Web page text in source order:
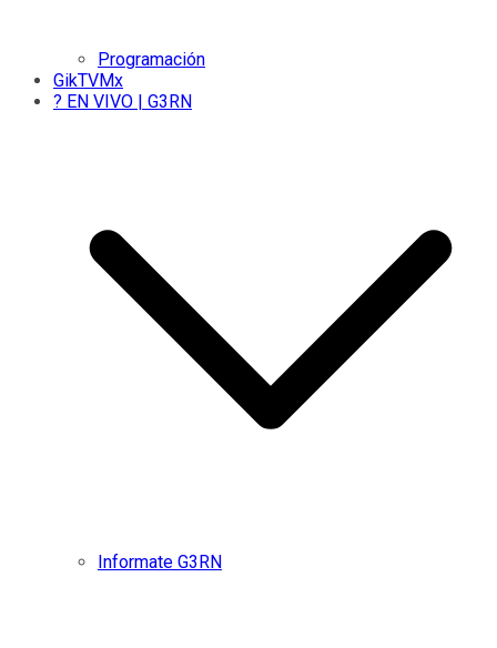
Programación
GikTVMx
? EN VIVO | G3RN
Informate G3RN